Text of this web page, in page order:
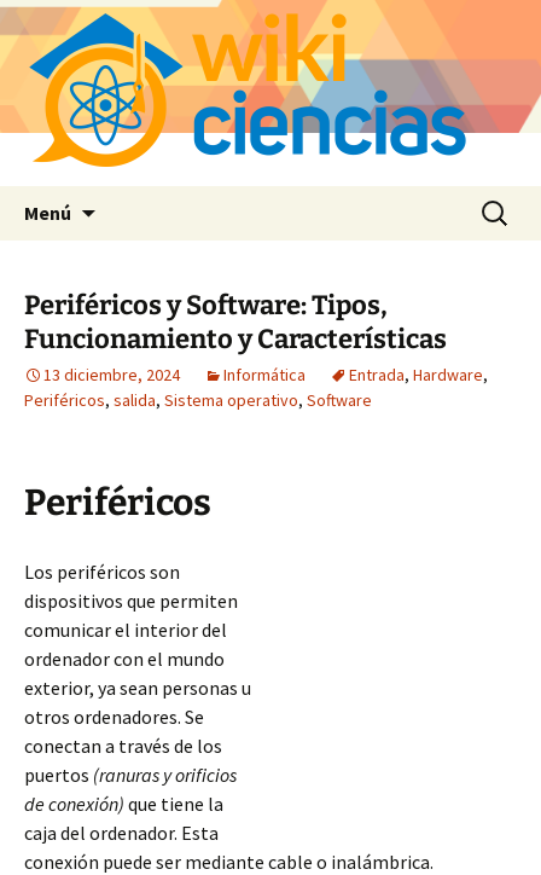
Menú Buscar:
Periféricos y Software: Tipos,
Funcionamiento y Características
13 diciembre, 2024 Informática Entrada, Hardware,
Periféricos, salida, Sistema operativo, Software
Periféricos
Los periféricos son
dispositivos que permiten
comunicar el interior del
ordenador con el mundo
exterior, ya sean personas u
otros ordenadores. Se
conectan a través de los
puertos (ranuras y orificios
de conexión) que tiene la
caja del ordenador. Esta
conexión puede ser mediante cable o inalámbrica.